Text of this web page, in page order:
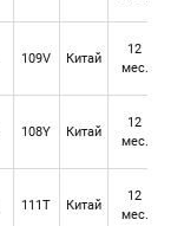
109V Китай
12
мес.
108Y Китай
12
мес.
111T Китай
12
мес.